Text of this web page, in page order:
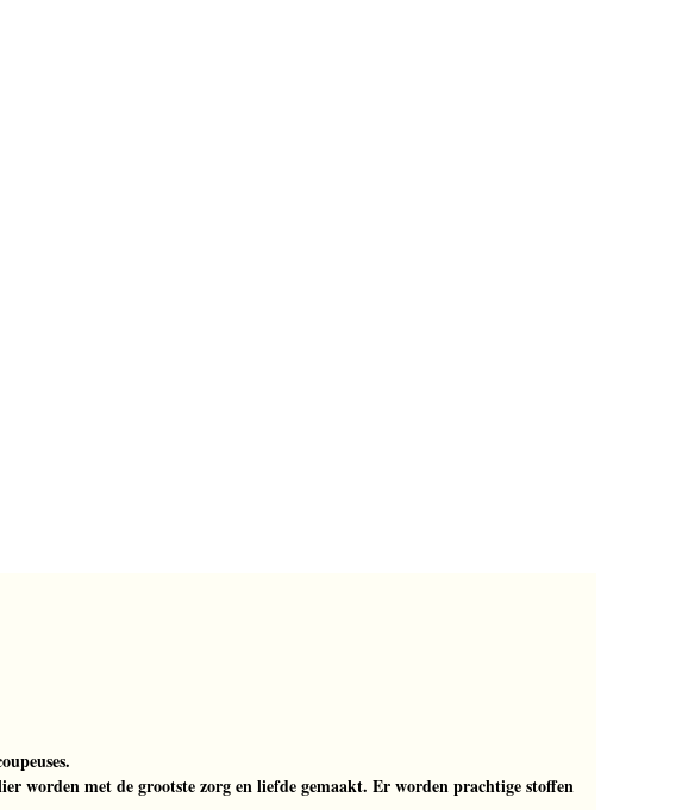
worden met de grootste zorg en liefde gemaakt. Er worden prachtige stoffen